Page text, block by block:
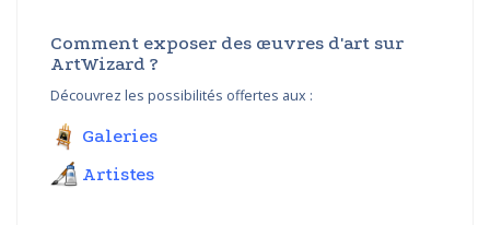
Comment exposer des œuvres d'art sur
ArtWizard ?
Découvrez les possibilités offertes aux :
Galeries
Artistes